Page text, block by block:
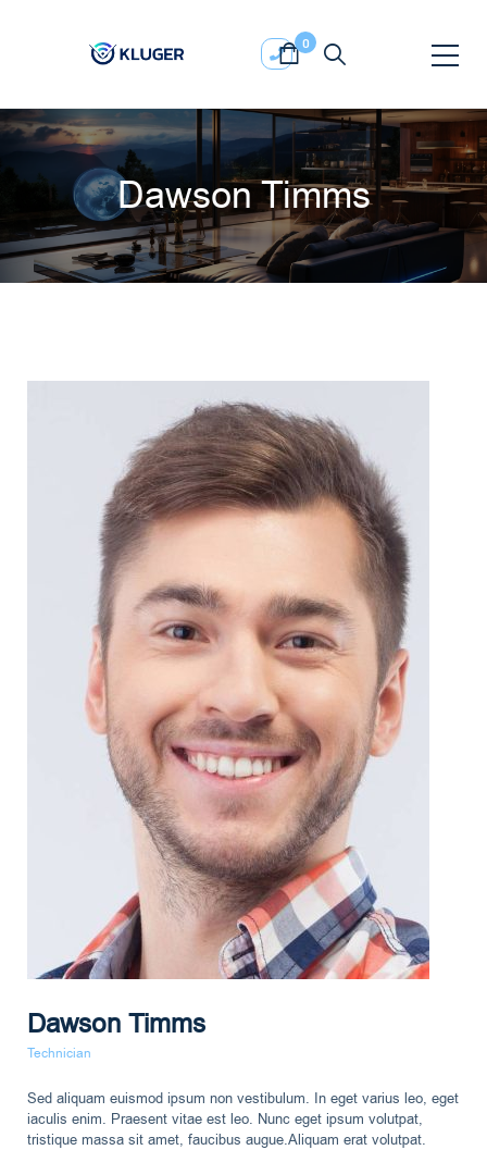
0
Dawson Timms
Dawson Timms
Technician
Sed aliquam euismod ipsum non vestibulum. In eget varius leo, eget
iaculis enim. Praesent vitae est leo. Nunc eget ipsum volutpat,
tristique massa sit amet, faucibus augue.Aliquam erat volutpat.